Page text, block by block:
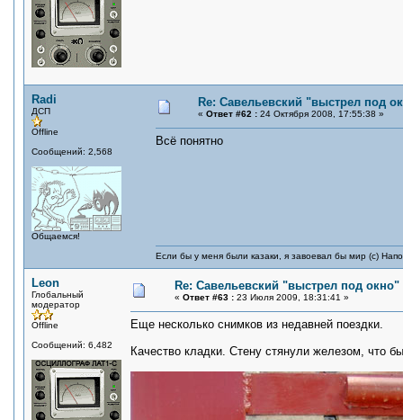
Radi
ДСП
Offline
Сообщений: 2,568
Общаемся!
Re: Савельевский "выстрел под
« Ответ #62 : 24 Октября 2008, 17:55:38 »
Всё понятно
Если бы у меня были казаки, я завоевал бы мир (с)
Leon
Глобальный
модератор
Offline
Сообщений: 6,482
Re: Савельевский "выстрел под окно"
« Ответ #63 : 23 Июля 2009, 18:31:41 »
Еще несколько снимков из недавней поездки.
Качество кладки. Стену стянули железом, что